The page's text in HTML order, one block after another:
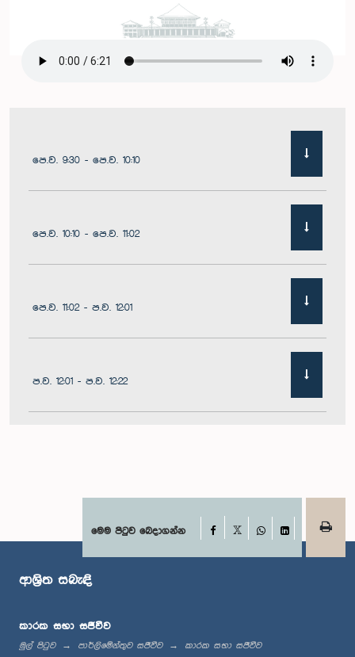
පෙ.ව. 9:30 - පෙ.ව. 10:10
පෙ.ව. 10:10 - පෙ.ව. 11:02
පෙ.ව. 11:02 - ප.ව. 12:01
ප.ව. 12:01 - ප.ව. 12:22
ප.ව. 1:00 - ප.ව. 1:11මෙම පිටුව බෙදාගන්න Facebook
WhatsApp
LinkedIn
ආශ්‍රිත සබැඳි
කාරක සභා සජීවීව
මුල් පිටුව පාර්ලිමේන්තුව සජීවීව කාරක සභා සජීවීව